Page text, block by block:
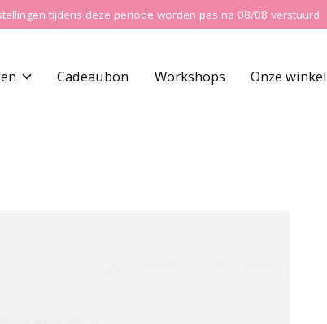
tijdens deze periode worden pas na 08/08 verstuurd
Cadeaubon Workshops Onze winkel